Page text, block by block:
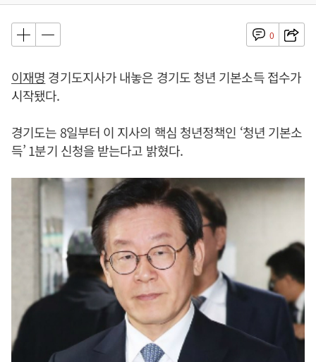
0
이재명 경기도지사가 내놓은 경기도 청년 기본소득 접수가
시작됐다.
경기도는 8일부터 이 지사의 핵심 청년정책인 ‘청년 기본소
득’ 1분기 신청을 받는다고 밝혔다.